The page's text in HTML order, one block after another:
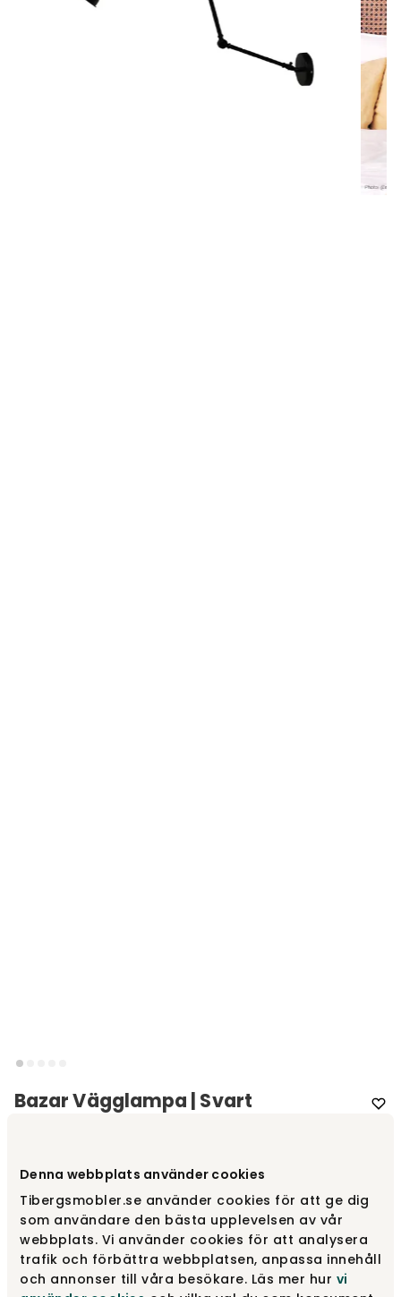
Denna webbplats använder cookies
Tibergsmobler.se använder cookies för att ge dig
som användare den bästa upplevelsen av vår
webbplats. Vi använder cookies för att analysera
trafik och förbättra webbplatsen, anpassa innehåll
och annonser till våra besökare. Läs mer hur vi
Bazar Vägglampa | Svart
Välj färgSvart
Svart 1 695 kr